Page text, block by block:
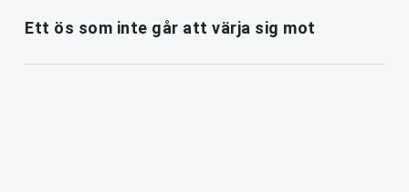
Ett ös som inte går att värja sig mot